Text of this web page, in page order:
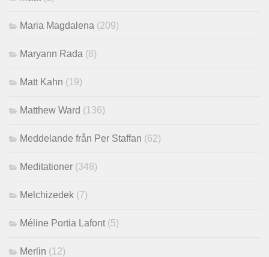
Maria Magdalena (209)
Maryann Rada (8)
Matt Kahn (19)
Matthew Ward (136)
Meddelande från Per Staffan (62)
Meditationer (348)
Melchizedek (7)
Méline Portia Lafont (5)
Merlin (12)